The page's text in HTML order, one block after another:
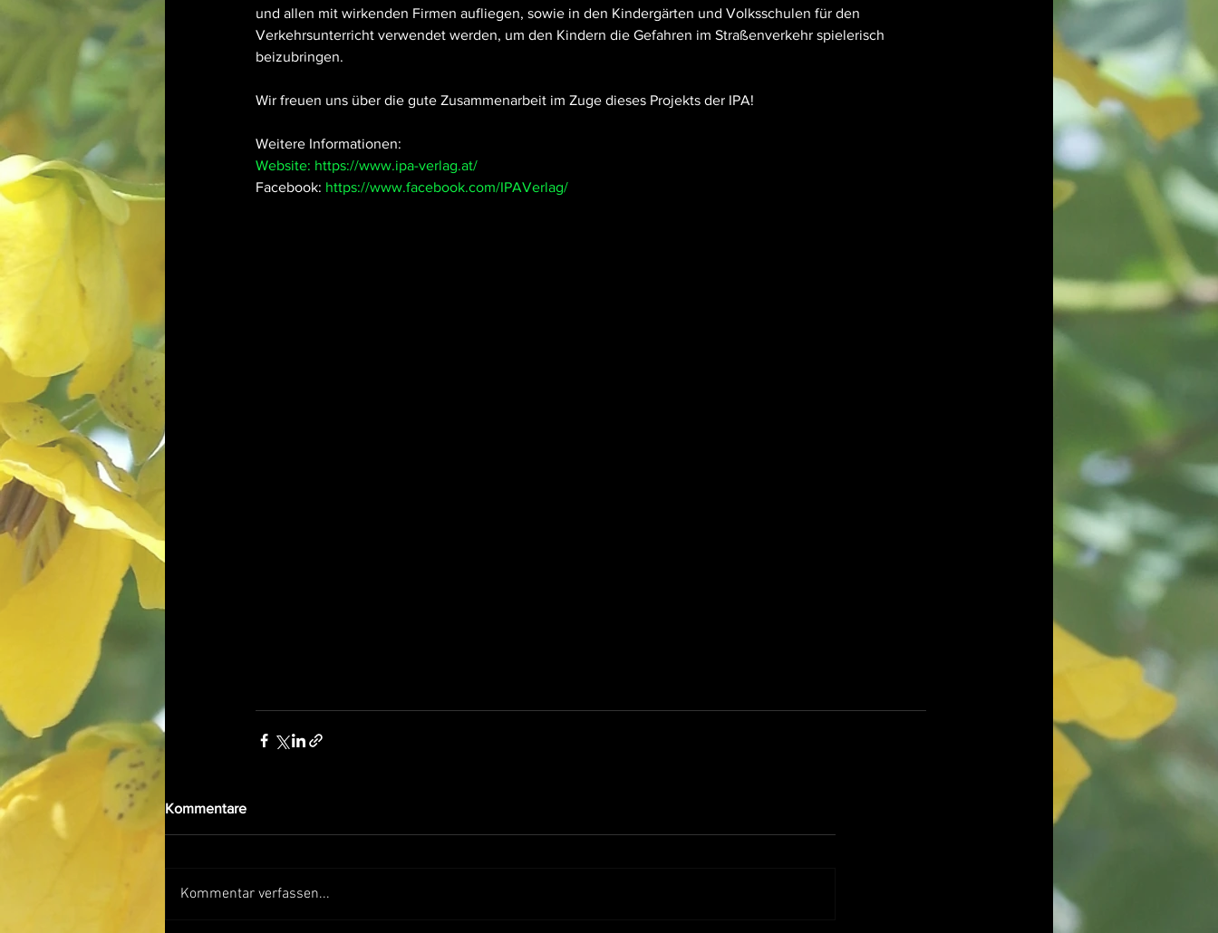
und allen mit wirkenden Firmen aufliegen, sowie in den Kindergärten und Volksschulen für den
Verkehrsunterricht verwendet werden, um den Kindern die Gefahren im Straßenverkehr spielerisch
beizubringen.
Wir freuen uns über die gute Zusammenarbeit im Zuge dieses Projekts der IPA!
Weitere Informationen:
Website: https://www.ipa-verlag.at/
Facebook: https://www.facebook.com/IPAVerlag/
Kommentare
Kommentar verfassen...